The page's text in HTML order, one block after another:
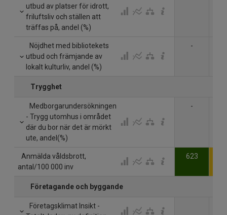
utbud av platser för idrott,
friluftsliv och ställen att
träffas på, andel (%)
Nöjdhet med bibliotekets
utbud och främjande av
lokalt kulturliv, andel (%)
-
Trygghet
Medborgarundersökningen
- Trygg utomhus i området
där du bor när det är mörkt
ute, andel(%)
-
Anmälda våldsbrott,
antal/100 000 inv
623
Företagande och byggande
Företagsklimat Insikt -